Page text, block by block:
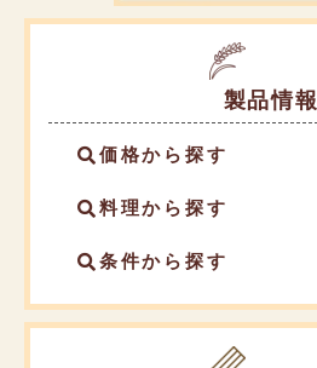
製品情報
価格から探す
料理から探す
条件から探す